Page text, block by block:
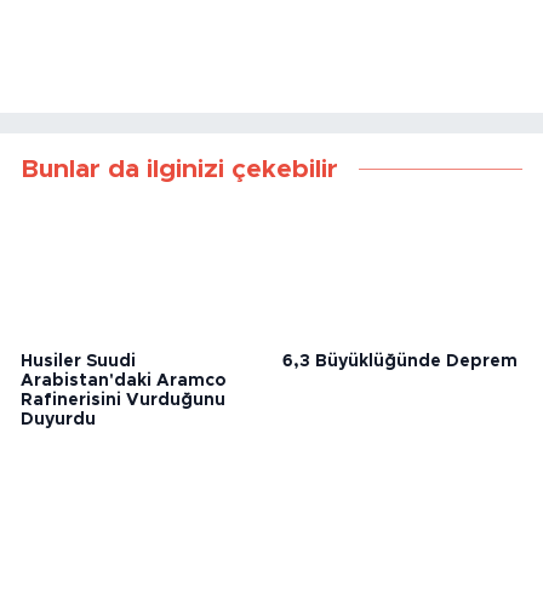
Husiler Suudi
Arabistan'daki Aramco
Rafinerisini Vurduğunu